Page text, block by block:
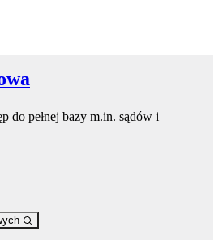
do pełnej bazy m.in. sądów i